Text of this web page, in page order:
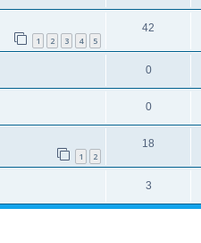
1 2 3 4 5
42
0
0
1 2
18
3